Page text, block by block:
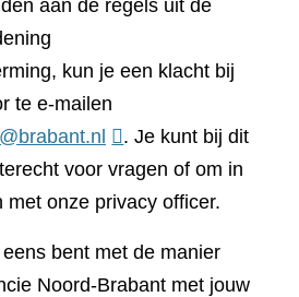
aan de regels uit de
kun je een klacht bij
te e-mailen
. Je kunt bij dit
voor vragen of om in
met onze privacy officer.
bent met de manier
Noord-Brabant met jouw